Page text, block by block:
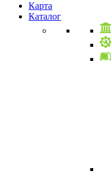
Карта
Каталог